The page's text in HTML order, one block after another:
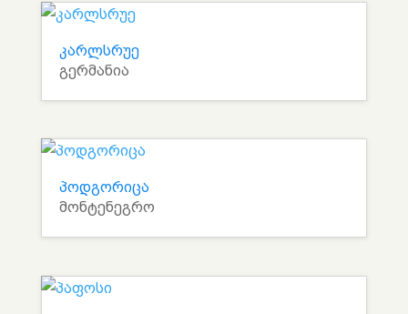
კარლსრუე
გერმანია
პოდგორიცა
მონტენეგრო